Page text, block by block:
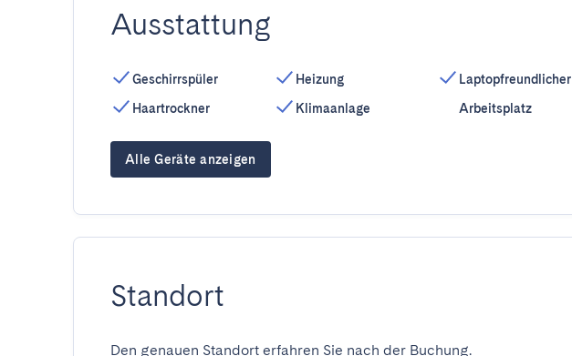
Ausstattung
Geschirrspüler
Haartrockner
Heizung
Klimaanlage
Laptopfreundlicher
Arbeitsplatz
Alle Geräte anzeigen
Standort
Den genauen Standort erfahren Sie nach der Buchung.